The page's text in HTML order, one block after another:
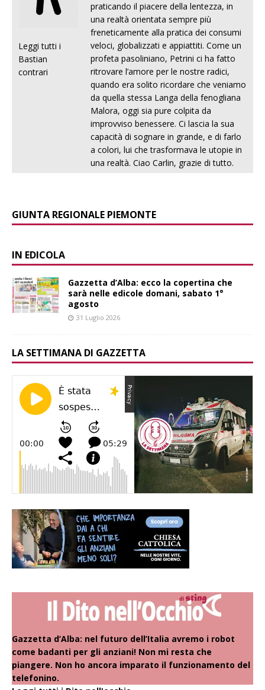
Leggi tutti i
Bastian
contrari
praticando il piacere della lentezza, in
una realtà orientata sempre più
freneticamente alla pratica dei consumi
veloci, globalizzati e appiattiti. Come un
profeta pasoliniano, Petrini ci ha fatto
ritrovare l’amore per le nostre radici,
quando era solito ricordare che veniamo
da quella stessa Langa della fenogliana
Malora, oggi sia pure colpita da
improvviso benessere. Ci lascia la sua
capacità di sognare in grande, e di farlo
a colori, lui che trasformava le utopie in
una realtà. Ciao Carlin, grazie di tutto.
GIUNTA REGIONALE PIEMONTE
IN EDICOLA
Gazzetta d’Alba: ecco la copertina che
sarà nelle edicole domani, sabato 1°
agosto
31 Luglio 2026
LA SETTIMANA DI GAZZETTA
Gazzetta d’Alba: nel futuro dell’Italia avremo i robot
come badanti per gli anziani! Non mi resta che
piangere. Non ho ancora imparato il funzionamento del
telefonino.